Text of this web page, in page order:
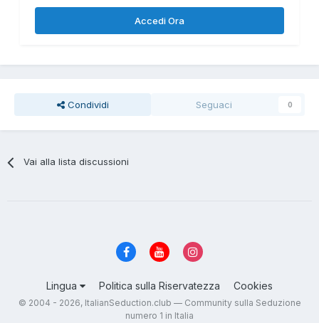
Accedi Ora
Condividi Seguaci 0
Vai alla lista discussioni
Lingua Politica sulla Riservatezza Cookies
© 2004 - 2026, ItalianSeduction.club — Community sulla Seduzione
numero 1 in Italia